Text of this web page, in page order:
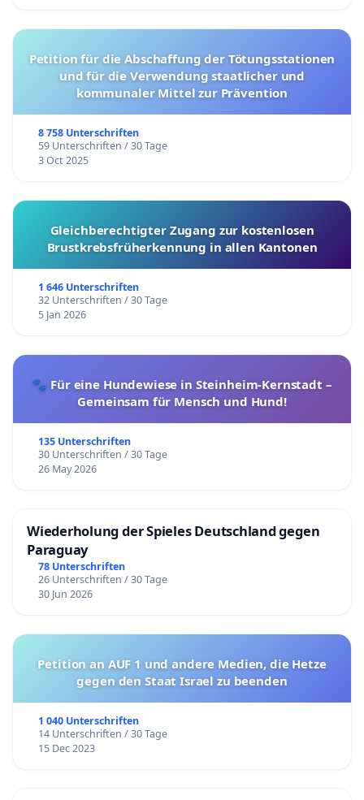
Petition für die Abschaffung der Tötungsstationen
und für die Verwendung staatlicher und
kommunaler Mittel zur Prävention
8 758 Unterschriften
59 Unterschriften / 30 Tage
3 Oct 2025
Gleichberechtigter Zugang zur kostenlosen
Brustkrebsfrüherkennung in allen Kantonen
1 646 Unterschriften
32 Unterschriften / 30 Tage
5 Jan 2026
🐾 Für eine Hundewiese in Steinheim-Kernstadt –
Gemeinsam für Mensch und Hund!
135 Unterschriften
30 Unterschriften / 30 Tage
26 May 2026
Wiederholung der Spieles Deutschland gegen
Paraguay
78 Unterschriften
26 Unterschriften / 30 Tage
30 Jun 2026
Petition an AUF 1 und andere Medien, die Hetze
gegen den Staat Israel zu beenden
1 040 Unterschriften
14 Unterschriften / 30 Tage
15 Dec 2023